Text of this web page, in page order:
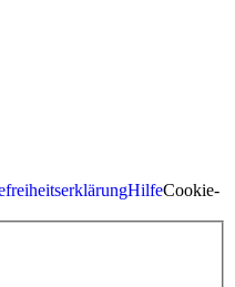
HilfeCookie-